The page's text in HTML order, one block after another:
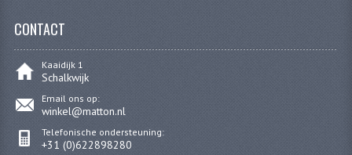
CONTACT
Kaaidijk 1
Schalkwijk
Email ons op:
winkel@matton.nl
Telefonische ondersteuning:
+31 (0)622898280